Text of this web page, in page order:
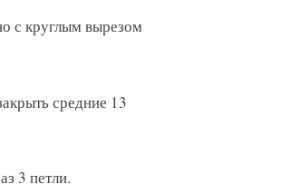
с круглым вырезом
средние 13
3 петли.